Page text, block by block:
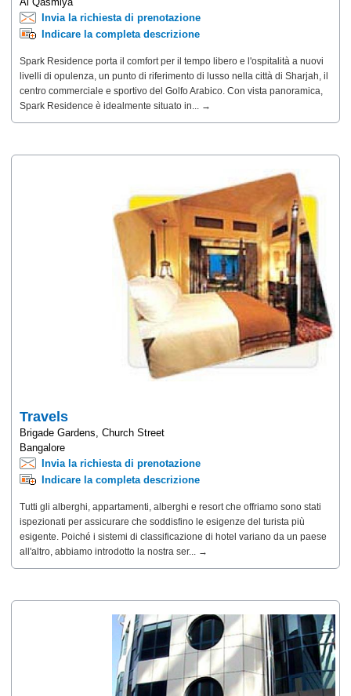
Invia la richiesta di prenotazione
Indicare la completa descrizione
Spark Residence porta il comfort per il tempo libero e l'ospitalità a nuovi
livelli di opulenza, un punto di riferimento di lusso nella città di Sharjah, il
centro commerciale e sportivo del Golfo Arabico. Con vista panoramica,
Spark Residence è idealmente situato in... →
Travels
Brigade Gardens, Church Street
Bangalore
Invia la richiesta di prenotazione
Indicare la completa descrizione
Tutti gli alberghi, appartamenti, alberghi e resort che offriamo sono stati
ispezionati per assicurare che soddisfino le esigenze del turista più
esigente. Poiché i sistemi di classificazione di hotel variano da un paese
all'altro, abbiamo introdotto la nostra ser... →